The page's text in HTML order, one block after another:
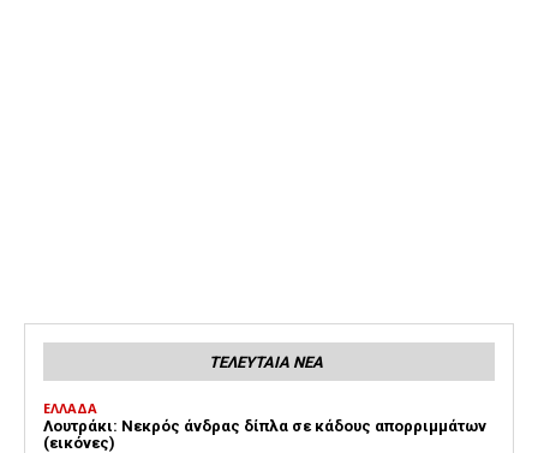
ΤΕΛΕΥΤΑΙΑ ΝΕΑ
ΕΛΛΑΔΑ
Λουτράκι: Νεκρός άνδρας δίπλα σε κάδους απορριμμάτων
(εικόνες)